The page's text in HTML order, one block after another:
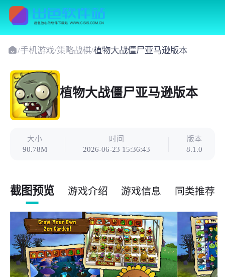
/手机游戏/策略战棋/植物大战僵尸亚马逊版本
植物大战僵尸亚马逊版本
大小
90.78M
时间
2026-06-23 15:36:43
版本
8.1.0
截图预览 游戏介绍 游戏信息 同类推荐